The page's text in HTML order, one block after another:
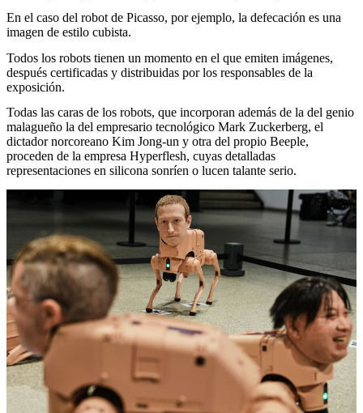
En el caso del robot de Picasso, por ejemplo, la defecación es una
imagen de estilo cubista.
Todos los robots tienen un momento en el que emiten imágenes,
después certificadas y distribuidas por los responsables de la
exposición.
Todas las caras de los robots, que incorporan además de la del genio
malagueño la del empresario tecnológico Mark Zuckerberg, el
dictador norcoreano Kim Jong-un y otra del propio Beeple,
proceden de la empresa Hyperflesh, cuyas detalladas
representaciones en silicona sonríen o lucen talante serio.